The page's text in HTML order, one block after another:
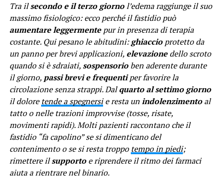
Tra ilsecondo e il terzo giornol’edema raggiunge il suo
massimo fisiologico: ecco perché il fastidio può
aumentare leggermentepur in presenza di terapia
costante. Qui pesano le abitudini:ghiaccioprotetto da
un panno per brevi applicazioni, elevazionedello scroto
quando si è sdraiati,sospensorioben aderente durante
il giorno, passi brevi e frequentiper favorire la
circolazione senza strappi. Dalquarto al settimo giorno
il dolore tende a spegnersie resta unindolenzimentoal
tatto o nelle trazioni improvvise (tosse, risate,
movimenti rapidi). Molti pazienti raccontano che il
fastidio “fa capolino” se si dimenticano del
contenimento o se si resta troppo tempo in piedi;
rimettere ilsupportoe riprendere il ritmo dei farmaci
aiuta a rientrare nel binario.